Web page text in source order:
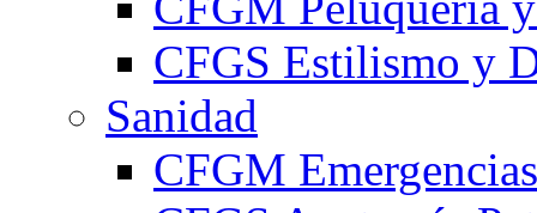
CFGS Estilismo y
Sanidad
CFGM